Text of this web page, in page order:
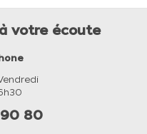
votre écoute
80